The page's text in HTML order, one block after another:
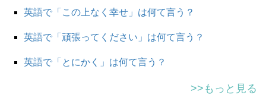
英語で「この上なく幸せ」は何て言う？
英語で「頑張ってください」は何て言う？
英語で「とにかく」は何て言う？
>>もっと見る